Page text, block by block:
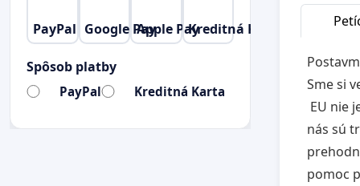
Sme si
EU nie
nás sú
pomoc
PayPal Google PayApple PayKreditná Karta
Spôsob platby
PayPal Kreditná Karta